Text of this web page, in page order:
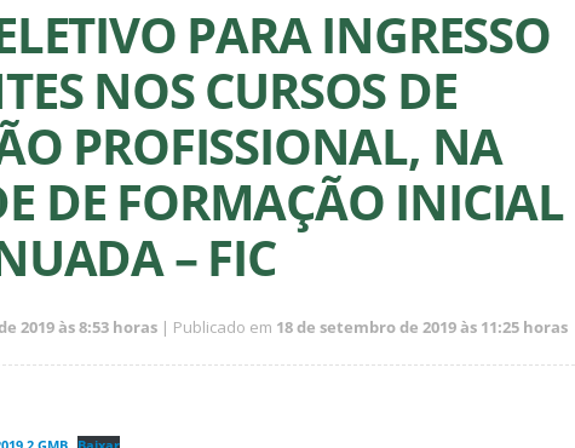
PARA INGRESSO
NOS CURSOS DE
PROFISSIONAL, NA
DE FORMAÇÃO INICIAL
– FIC
2019 às 8:53 horas | Publicado em 18 de setembro de 2019 às 11:25 horas